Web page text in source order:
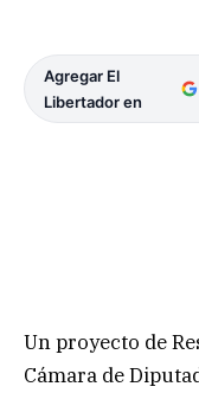
Agregar El
Libertador en
Un proyecto de
Cámara de